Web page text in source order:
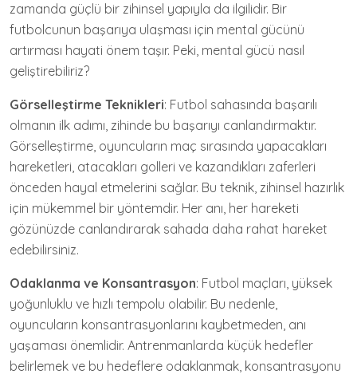
zamanda güçlü bir zihinsel yapıyla da ilgilidir. Bir
futbolcunun başarıya ulaşması için mental gücünü
artırması hayati önem taşır. Peki, mental gücü nasıl
geliştirebiliriz?
Görselleştirme Teknikleri: Futbol sahasında başarılı
olmanın ilk adımı, zihinde bu başarıyı canlandırmaktır.
Görselleştirme, oyuncuların maç sırasında yapacakları
hareketleri, atacakları golleri ve kazandıkları zaferleri
önceden hayal etmelerini sağlar. Bu teknik, zihinsel hazırlık
için mükemmel bir yöntemdir. Her anı, her hareketi
gözünüzde canlandırarak sahada daha rahat hareket
edebilirsiniz.
Odaklanma ve Konsantrasyon: Futbol maçları, yüksek
yoğunluklu ve hızlı tempolu olabilir. Bu nedenle,
oyuncuların konsantrasyonlarını kaybetmeden, anı
yaşaması önemlidir. Antrenmanlarda küçük hedefler
belirlemek ve bu hedeflere odaklanmak, konsantrasyonu